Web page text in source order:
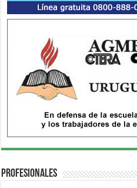
Profesionales